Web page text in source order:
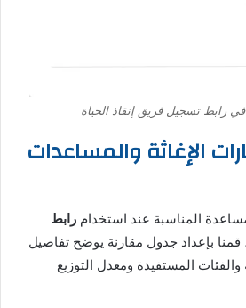
رابط تسجيل فريق إنقاذ الحياة
الإغاثة والمساعدات
المناسبة عند استخدام رابط
قمنا بإعداد جدول مقارنة يوضح تفاصيل
والفئات المستفيدة ومعدل التوزيع